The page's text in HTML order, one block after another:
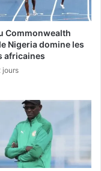
Commonwealth
Nigeria domine les
africaines
jours